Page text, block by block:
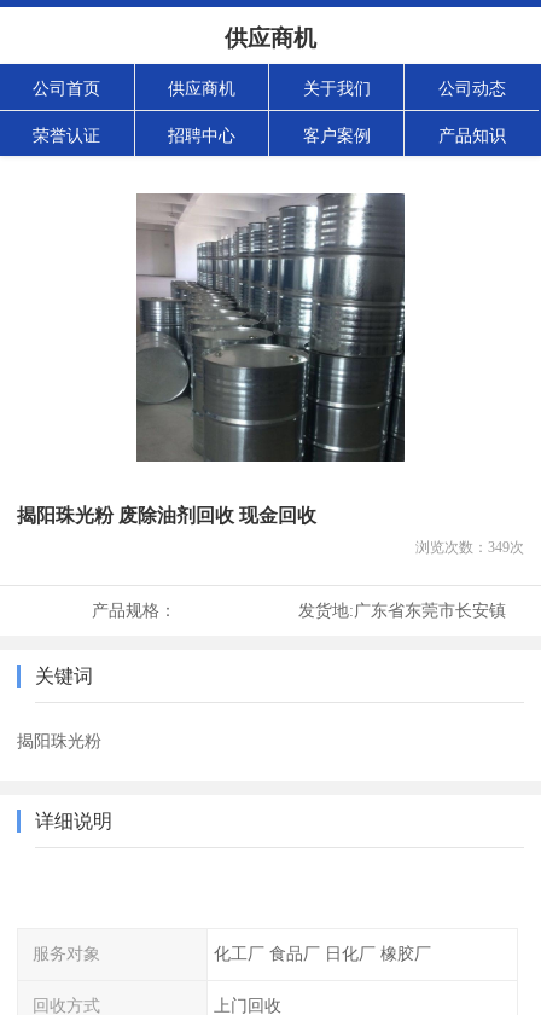
供应商机
公司首页 供应商机 关于我们 公司动态
荣誉认证 招聘中心 客户案例 产品知识
揭阳珠光粉 废除油剂回收 现金回收
浏览次数： 349次
产品规格： 发货地:广东省东莞市长安镇
关键词
揭阳珠光粉
详细说明
服务对象 化工厂 食品厂 日化厂 橡胶厂
回收方式 上门回收